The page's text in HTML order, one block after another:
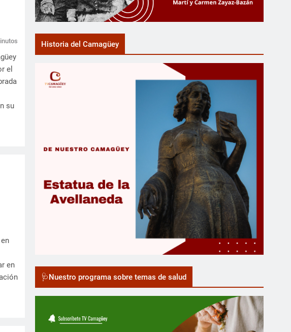
el
su
en
Historia del Camagüey
🩺Nuestro programa sobre temas de salud